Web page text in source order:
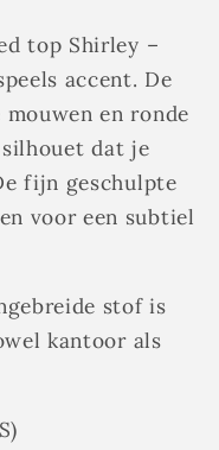
top Shirley –
accent. De
en ronde
dat je
fijn geschulpte
voor een subtiel
stof is
kantoor als